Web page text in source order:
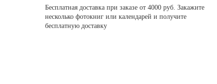
Бесплатная доставка при заказе от 4000 руб. Закажите
несколько фотокниг или календарей и получите
бесплатную доставку